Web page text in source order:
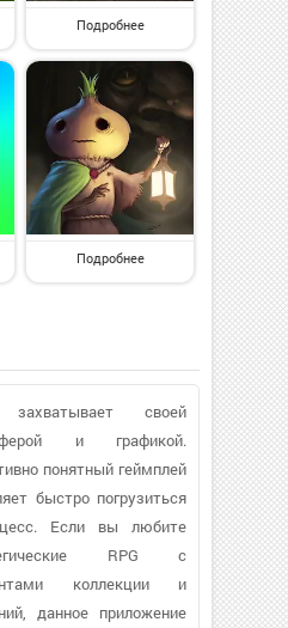
Подробнее
Подробнее
своей
и графикой.
понятный геймплей
быстро погрузиться
Если вы любите
RPG с
коллекции и
данное приложение